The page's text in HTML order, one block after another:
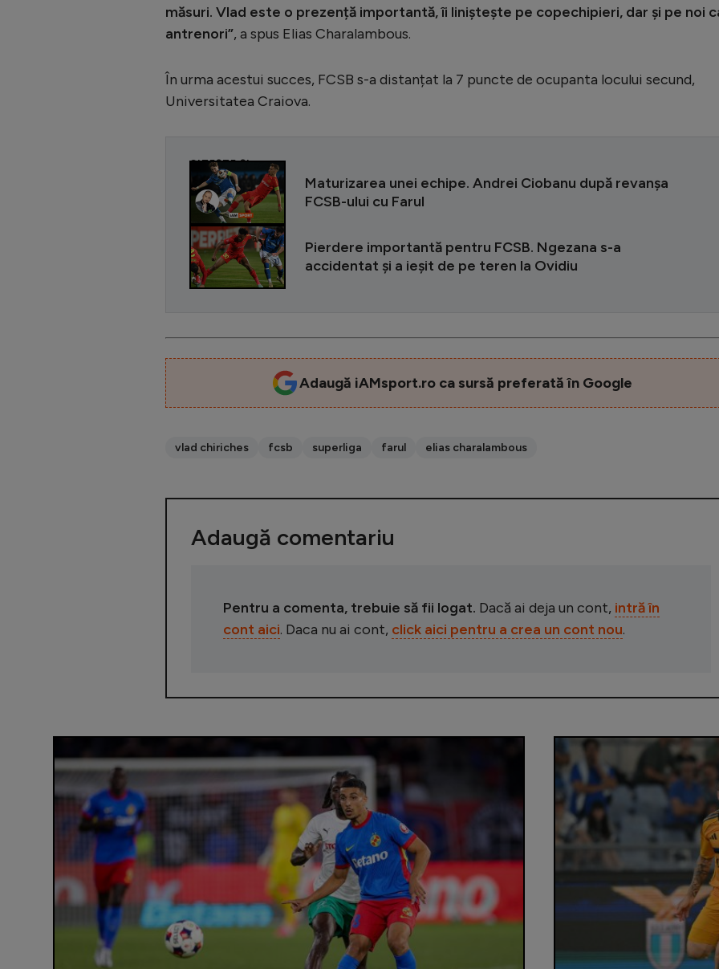
măsuri. Vlad este o prezență importantă, îi liniștește pe copechipieri, dar și pe noi
antrenori”, a spus Elias Charalambous.
În urma acestui succes, FCSB s-a distanțat la 7 puncte de ocupanta locului secund,
Universitatea Craiova.
CITEȘTE ȘI
Maturizarea unei echipe. Andrei Ciobanu după revanșa
FCSB-ului cu Farul
Pierdere importantă pentru FCSB. Ngezana s-a
accidentat și a ieșit de pe teren la Ovidiu
Adaugă iAMsport.ro ca sursă preferată în Google
vlad chiriches fcsb superliga farul elias charalambous
Adaugă comentariu
Pentru a comenta, trebuie să fii logat. Dacă ai deja un cont, intră în
cont aici. Daca nu ai cont, click aici pentru a crea un cont nou.